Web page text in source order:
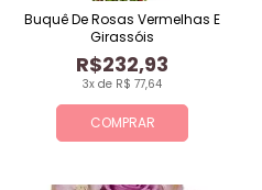
COMPRAR
3x de R$ 77,64
R$232,93
Buquê De Rosas Vermelhas E
Girassóis